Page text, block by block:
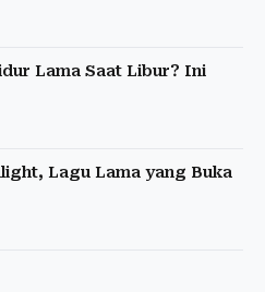
Lama Saat Libur? Ini
Lagu Lama yang Buka